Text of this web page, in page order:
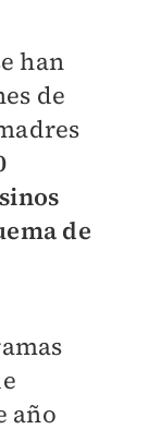
han
de
de
año